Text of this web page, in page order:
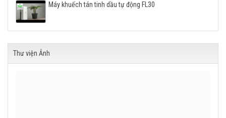
Máy khuếch tán tinh dầu tự động FL30
Thư viện Ảnh